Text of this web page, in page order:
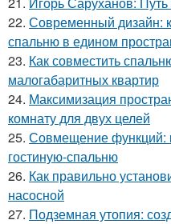
22. Современный дизайн:
спальню в едином
23. Как совместить
малогабаритных квартир
24. Максимизация
комнату для двух целей
25. Совмещение функций:
гостиную-спальню
26. Как правильно
насосной
27. Подземная утопия: